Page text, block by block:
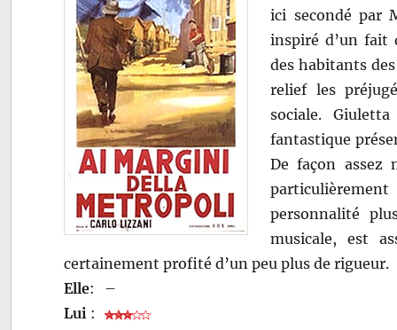
Cesare
Zavattini
ici secondé par
inspiré d’un fait
des habitants
relief les
sociale.
fantastique
De façon assez
personnalité
musicale, est
certainement profité d’un peu plus de rigueur.
Elle:
–
Lui :